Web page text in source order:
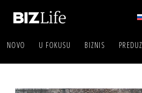
NOVO U FOKUSU BIZNIS